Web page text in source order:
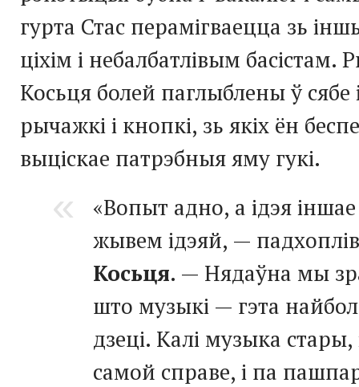
гурта Стас перамігваецца зь
ціхім і небалбатлівым басістам.
Косьця болей паглыблены ў сябе
рычажкі і кнопкі, зь якіх ён
выціскае патрэбныя яму гукі.
«Вопыт адно, а ідэя
жывем ідэяй, —
Косьця. — Нядаўна мы
што музыкі — гэта
дзеці. Калі музыка стары,
самой справе, і па